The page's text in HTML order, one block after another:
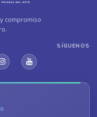
compromiso
SÍGUENOS